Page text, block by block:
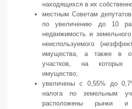
находящихся в их
местным Советам
по увеличению до 10
недвижимость и
неиспользуемого
имущества, а также в
участков, на которых
имущество;
увеличены с 0,55% до
налога по земельным
расположены рынки и